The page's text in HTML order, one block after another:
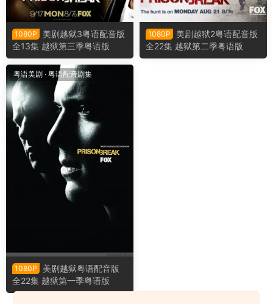
1080P
美剧越狱3粤语配音版
全13集 越狱第三季粤语版
1080P
美剧越狱2粤语配音版
全22集 越狱第二季粤语版
粤语美剧 · 粤语配音剧集
1080P
美剧越狱粤语配音版
全22集 越狱第一季粤语版